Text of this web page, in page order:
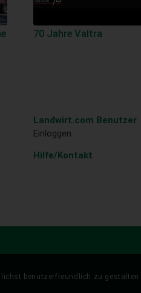
70 Jahre Valtra
Landwirt.com Benutzer
Einloggen
Hilfe/Kontakt
benutzerfreundlich zu gestalten.